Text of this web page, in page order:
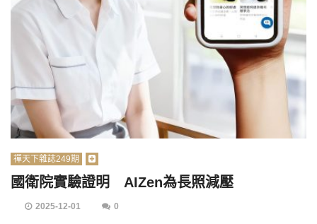
禪天下雜誌249期
國衛院實驗證明 AIZen為長照減壓
2025-12-01 0